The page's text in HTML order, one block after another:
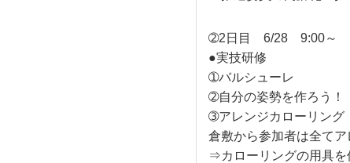
➁2日目 6/28 9:00～
●実技研修
➀バルシューレ
➁自分の姿勢を作ろう！
➂アレンジカローリング
倉敷から参加者は全て
⇒カローリングの用具を